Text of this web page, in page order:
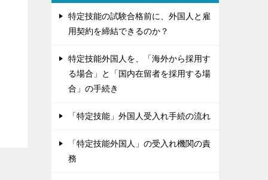
特定技能の試験合格前に、外国人と雇
用契約を締結できるのか？
特定技能外国人を、「海外から採用す
る場合」と「国内在留者を採用する場
合」の手続き
「特定技能」外国人受入れ手続の流れ
「特定技能外国人」の受入れ機関の責
務